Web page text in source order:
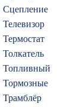
Сцепление
Телевизор
Термостат
Толкатель
Топливный
Тормозные
Трамблёр